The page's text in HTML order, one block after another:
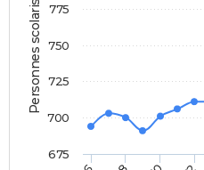
Personnes scolarisées
675
700
725
750
775